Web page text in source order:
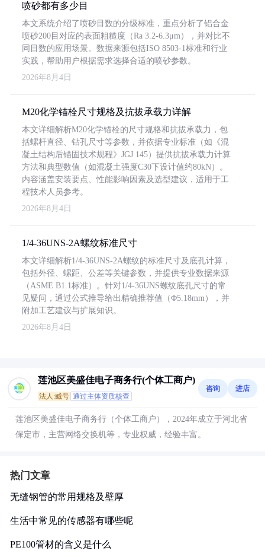
喷砂都有多少目
本文系统介绍了喷砂目数的分级标准，重点分析了铝合金
喷砂200目对应的表面粗糙度（Ra 3.2-6.3μm），并对比不
同目数的应用场景。数据来源包括ISO 8503-1标准和行业
实践，帮助用户根据需求选择合适的喷砂参数。
2026年8月4日
M20化学锚栓尺寸规格及抗拔承载力详解
本文详细解析M20化学锚栓的尺寸规格和抗拔承载力，包
括螺杆直径、钻孔尺寸等参数，并依据专业标准（如《混
凝土结构后锚固技术规程》JGJ 145）提供抗拔承载力计算
方法和典型数值（如混凝土强度C30下设计值约80kN）。
内容涵盖安装要点、性能影响因素及选型建议，适用于工
程技术人员参考。
2026年8月4日
1/4-36UNS-2A螺纹标准尺寸
本文详细解析1/4-36UNS-2A螺纹的标准尺寸及底孔计算，
包括外径、螺距、公差等关键参数，并提供专业数据来源
（ASME B1.1标准）。针对1/4-36UNS螺纹底孔尺寸的常
见疑问，通过公式推导给出精确推荐值（Φ5.18mm），并
附加工艺建议与扩展知识。
2026年8月4日
莲池区美盛佳电子商务行(个体工商户)
法人:臧号 通过主体资质核查
咨询 进店
莲池区美盛佳电子商务行（个体工商户），2024年成立于河北省
保定市，主营网络交换机等，专业权威，经验丰富。
热门文章
无缝钢管的常用规格及壁厚
生活中常见的传感器有哪些呢
PE100管材的含义是什么